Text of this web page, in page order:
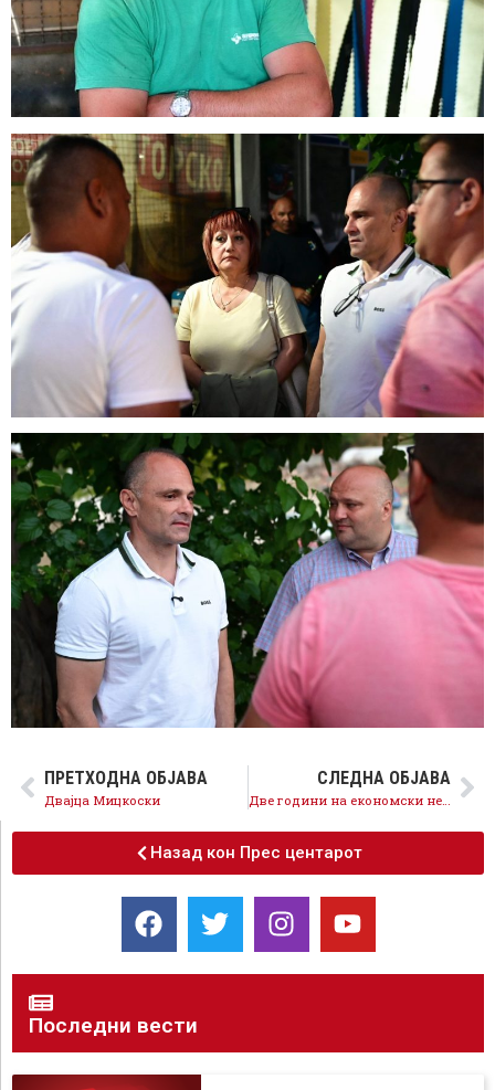
ПРЕТХОДНА ОБЈАВА
Двајца Мицкоски
СЛЕДНА ОБЈАВА
Две години на економски неуспех, лажни ветувања и изолација
Назад кон Прес центарот
Последни вести